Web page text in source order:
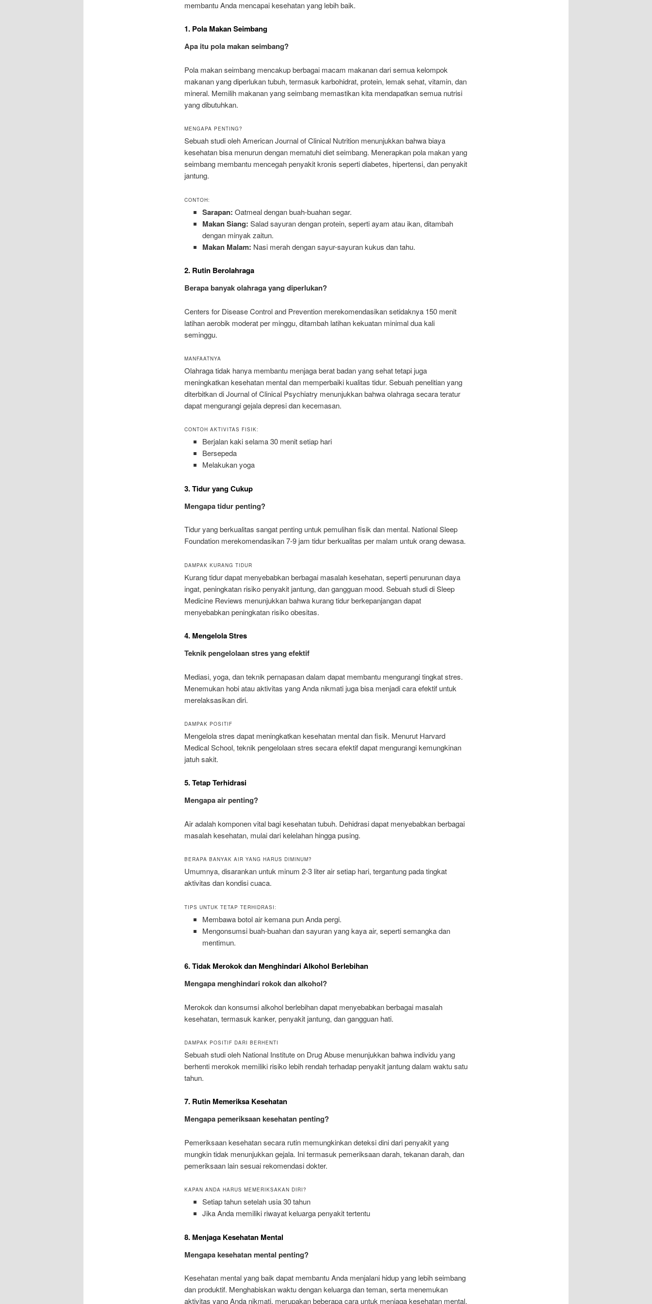
membantu Anda mencapai kesehatan yang lebih baik.
1. Pola Makan Seimbang
Apa itu pola makan seimbang?
Pola makan seimbang mencakup berbagai macam makanan dari semua kelompok
makanan yang diperlukan tubuh, termasuk karbohidrat, protein, lemak sehat, vitamin, dan
mineral. Memilih makanan yang seimbang memastikan kita mendapatkan semua nutrisi
yang dibutuhkan.
MENGAPA PENTING?
Sebuah studi oleh American Journal of Clinical Nutrition menunjukkan bahwa biaya
kesehatan bisa menurun dengan mematuhi diet seimbang. Menerapkan pola makan yang
seimbang membantu mencegah penyakit kronis seperti diabetes, hipertensi, dan penyakit
jantung.
CONTOH:
Sarapan: Oatmeal dengan buah-buahan segar.
Makan Siang: Salad sayuran dengan protein, seperti ayam atau ikan, ditambah
dengan minyak zaitun.
Makan Malam: Nasi merah dengan sayur-sayuran kukus dan tahu.
2. Rutin Berolahraga
Berapa banyak olahraga yang diperlukan?
Centers for Disease Control and Prevention merekomendasikan setidaknya 150 menit
latihan aerobik moderat per minggu, ditambah latihan kekuatan minimal dua kali
seminggu.
MANFAATNYA
Olahraga tidak hanya membantu menjaga berat badan yang sehat tetapi juga
meningkatkan kesehatan mental dan memperbaiki kualitas tidur. Sebuah penelitian yang
diterbitkan di Journal of Clinical Psychiatry menunjukkan bahwa olahraga secara teratur
dapat mengurangi gejala depresi dan kecemasan.
CONTOH AKTIVITAS FISIK:
Berjalan kaki selama 30 menit setiap hari
Bersepeda
Melakukan yoga
3. Tidur yang Cukup
Mengapa tidur penting?
Tidur yang berkualitas sangat penting untuk pemulihan fisik dan mental. National Sleep
Foundation merekomendasikan 7-9 jam tidur berkualitas per malam untuk orang dewasa.
DAMPAK KURANG TIDUR
Kurang tidur dapat menyebabkan berbagai masalah kesehatan, seperti penurunan daya
ingat, peningkatan risiko penyakit jantung, dan gangguan mood. Sebuah studi di Sleep
Medicine Reviews menunjukkan bahwa kurang tidur berkepanjangan dapat
menyebabkan peningkatan risiko obesitas.
4. Mengelola Stres
Teknik pengelolaan stres yang efektif
Mediasi, yoga, dan teknik pernapasan dalam dapat membantu mengurangi tingkat stres.
Menemukan hobi atau aktivitas yang Anda nikmati juga bisa menjadi cara efektif untuk
merelaksasikan diri.
DAMPAK POSITIF
Mengelola stres dapat meningkatkan kesehatan mental dan fisik. Menurut Harvard
Medical School, teknik pengelolaan stres secara efektif dapat mengurangi kemungkinan
jatuh sakit.
5. Tetap Terhidrasi
Mengapa air penting?
Air adalah komponen vital bagi kesehatan tubuh. Dehidrasi dapat menyebabkan berbagai
masalah kesehatan, mulai dari kelelahan hingga pusing.
BERAPA BANYAK AIR YANG HARUS DIMINUM?
Umumnya, disarankan untuk minum 2-3 liter air setiap hari, tergantung pada tingkat
aktivitas dan kondisi cuaca.
TIPS UNTUK TETAP TERHIDRASI:
Membawa botol air kemana pun Anda pergi.
Mengonsumsi buah-buahan dan sayuran yang kaya air, seperti semangka dan
mentimun.
6. Tidak Merokok dan Menghindari Alkohol Berlebihan
Mengapa menghindari rokok dan alkohol?
Merokok dan konsumsi alkohol berlebihan dapat menyebabkan berbagai masalah
kesehatan, termasuk kanker, penyakit jantung, dan gangguan hati.
DAMPAK POSITIF DARI BERHENTI
Sebuah studi oleh National Institute on Drug Abuse menunjukkan bahwa individu yang
berhenti merokok memiliki risiko lebih rendah terhadap penyakit jantung dalam waktu satu
tahun.
7. Rutin Memeriksa Kesehatan
Mengapa pemeriksaan kesehatan penting?
Pemeriksaan kesehatan secara rutin memungkinkan deteksi dini dari penyakit yang
mungkin tidak menunjukkan gejala. Ini termasuk pemeriksaan darah, tekanan darah, dan
pemeriksaan lain sesuai rekomendasi dokter.
KAPAN ANDA HARUS MEMERIKSAKAN DIRI?
Setiap tahun setelah usia 30 tahun
Jika Anda memiliki riwayat keluarga penyakit tertentu
8. Menjaga Kesehatan Mental
Mengapa kesehatan mental penting?
Kesehatan mental yang baik dapat membantu Anda menjalani hidup yang lebih seimbang
dan produktif. Menghabiskan waktu dengan keluarga dan teman, serta menemukan
aktivitas yang Anda nikmati, merupakan beberapa cara untuk menjaga kesehatan mental.